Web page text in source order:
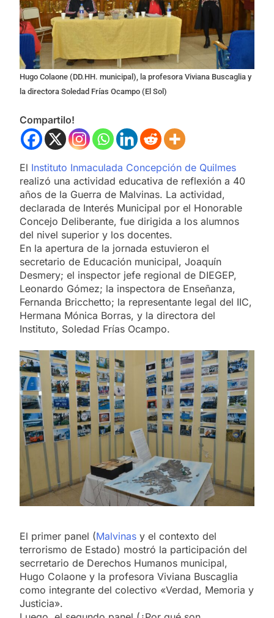
Hugo Colaone (DD.HH. municipal), la profesora Viviana Buscaglia y
la directora Soledad Frías Ocampo (El Sol)
Compartilo!
El Instituto Inmaculada Concepción de Quilmes
realizó una actividad educativa de reflexión a 40
años de la Guerra de Malvinas. La actividad,
declarada de Interés Municipal por el Honorable
Concejo Deliberante, fue dirigida a los alumnos
del nivel superior y los docentes.
En la apertura de la jornada estuvieron el
secretario de Educación municipal, Joaquín
Desmery; el inspector jefe regional de DIEGEP,
Leonardo Gómez; la inspectora de Enseñanza,
Fernanda Bricchetto; la representante legal del IIC,
Hermana Mónica Borras, y la directora del
Instituto, Soledad Frías Ocampo.
El primer panel (Malvinas y el contexto del
terrorismo de Estado) mostró la participación del
secrretario de Derechos Humanos municipal,
Hugo Colaone y la profesora Viviana Buscaglia
como integrante del colectivo «Verdad, Memoria y
Justicia».